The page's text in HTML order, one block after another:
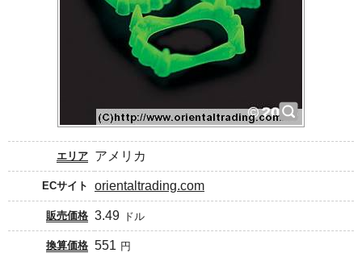
エリア アメリカ
ECサイト orientaltrading.com
販売価格 3.49 ドル
換算価格 551 円